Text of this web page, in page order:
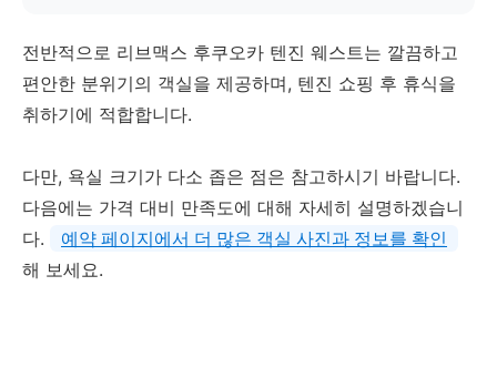
약 15㎡
전반적으로 리브맥스 후쿠오카 텐진 웨스트는 깔끔하고
편안한 분위기의 객실을 제공하며, 텐진 쇼핑 후 휴식을
취하기에 적합합니다.
다만, 욕실 크기가 다소 좁은 점은 참고하시기 바랍니다.
다음에는 가격 대비 만족도에 대해 자세히 설명하겠습니
다.
예약 페이지에서 더 많은 객실 사진과 정보를 확인
해 보세요.